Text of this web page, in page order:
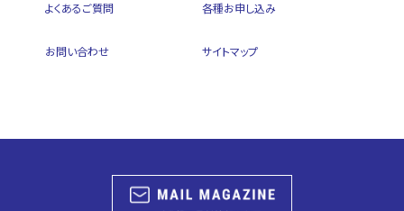
よくあるご質問 各種お申し込み
お問い合わせ サイトマップ